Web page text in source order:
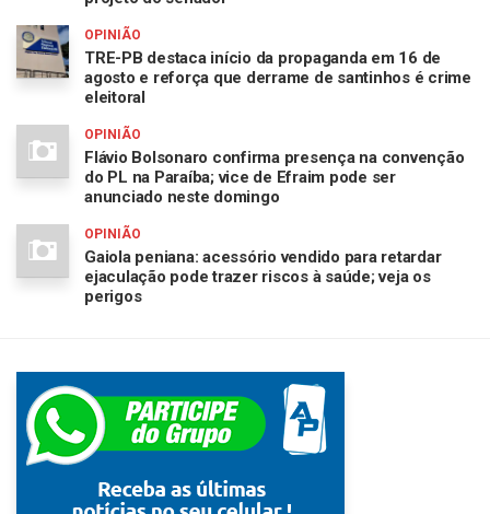
OPINIÃO
TRE-PB destaca início da propaganda em 16 de
agosto e reforça que derrame de santinhos é crime
eleitoral
OPINIÃO
Flávio Bolsonaro confirma presença na convenção
do PL na Paraíba; vice de Efraim pode ser
anunciado neste domingo
OPINIÃO
Gaiola peniana: acessório vendido para retardar
ejaculação pode trazer riscos à saúde; veja os
perigos